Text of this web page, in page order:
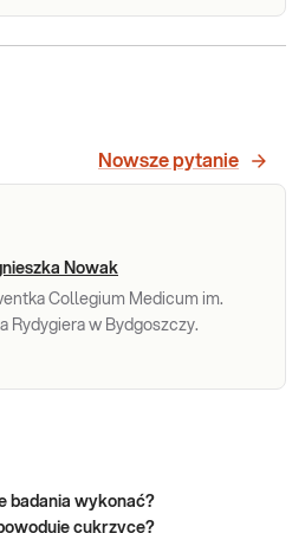
Pomiar stężenia insuliny
insulinę
Nowsze pytanie
Nowak
Collegium Medicum im.
Rydygiera w Bydgoszczy.
badania wykonać?
cukrzycę?